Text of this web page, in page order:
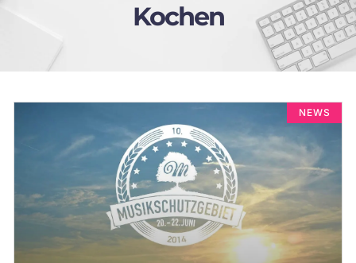
Kochen
NEWS